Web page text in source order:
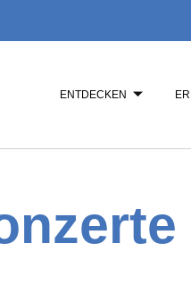
ENTDECKEN